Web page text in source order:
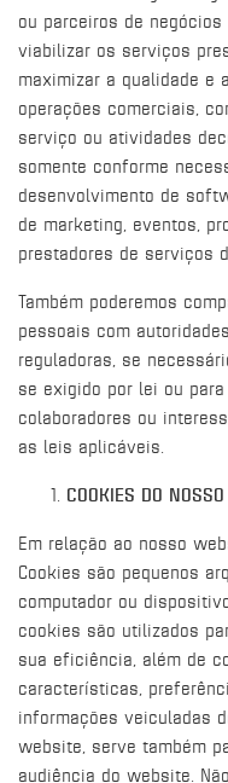
ou parceiros de
viabilizar os serviços
maximizar a qualidade
operações comerciais,
serviço ou atividades
somente conforme
desenvolvimento de
de marketing, eventos,
prestadores de serviços
Também poderemos
pessoais com
reguladoras, se
se exigido por lei ou
colaboradores ou
as leis aplicáveis.
COOKIES DO
Em relação ao nosso
Cookies são pequenos
computador ou
cookies são utilizados
sua eficiência, além de
características,
informações veiculadas
website, serve também
audiência do website.